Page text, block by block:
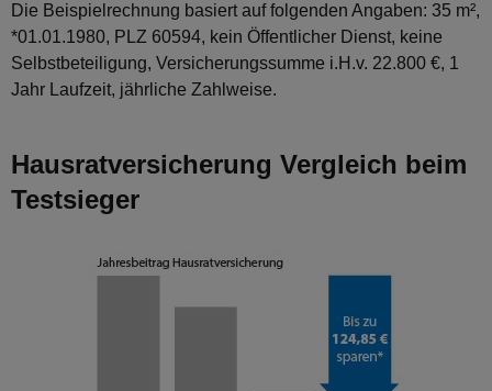
Die Beispielrechnung basiert auf folgenden Angaben: 35 m²,
*01.01.1980, PLZ 60594, kein Öffentlicher Dienst, keine
Selbstbeteiligung, Versicherungssumme i.H.v. 22.800 €, 1
Jahr Laufzeit, jährliche Zahlweise.
Hausratversicherung Vergleich beim
Testsieger